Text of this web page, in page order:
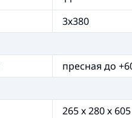
3х380
пресная до
265 х 280 х 605